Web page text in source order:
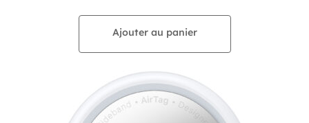
Ajouter au panier